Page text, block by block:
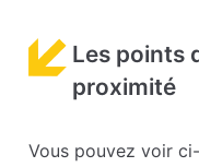
Les points
proximité
Vous pouvez voir